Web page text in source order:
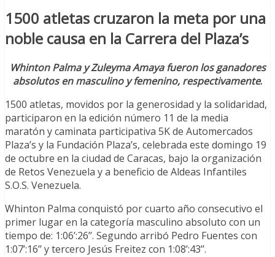
1500 atletas cruzaron la meta por una
noble causa en la Carrera del Plaza’s
Whinton Palma y Zuleyma Amaya fueron los ganadores
absolutos en masculino y femenino, respectivamente.
1500 atletas, movidos por la generosidad y la solidaridad,
participaron en la edición número 11 de la media
maratón y caminata participativa 5K de Automercados
Plaza’s y la Fundación Plaza’s, celebrada este domingo 19
de octubre en la ciudad de Caracas, bajo la organización
de Retos Venezuela y a beneficio de Aldeas Infantiles
S.O.S. Venezuela.
Whinton Palma conquistó por cuarto año consecutivo el
primer lugar en la categoría masculino absoluto con un
tiempo de: 1:06’:26’’. Segundo arribó Pedro Fuentes con
1:07’:16’’ y tercero Jesús Freitez con 1:08’:43’’.